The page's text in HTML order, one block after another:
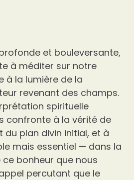
et bouleversante,
à méditer sur notre
à la lumière de la
revenant des champs.
spirituelle
confronte à la vérité de
du plan divin initial, et à
mais essentiel — dans la
bonheur que nous
percutant que le